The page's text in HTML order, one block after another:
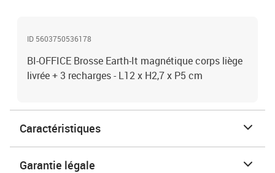
ID 5603750536178
BI-OFFICE Brosse Earth-It magnétique corps liège
livrée + 3 recharges - L12 x H2,7 x P5 cm
Caractéristiques
Garantie légale